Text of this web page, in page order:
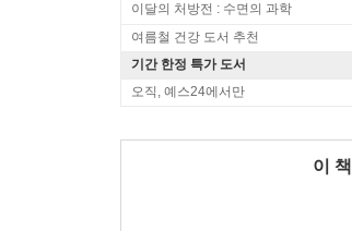
이달의 처방전 : 수면의 과학
여름철 건강 도서 추천
기간 한정 특가 도서
오직, 예스24에서만
이